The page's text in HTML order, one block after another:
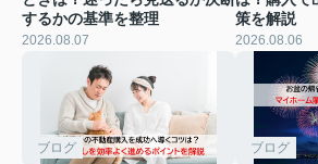
するかの基準を整理
2026.08.07
策を解説
2026.08.06
ブログ ブログ